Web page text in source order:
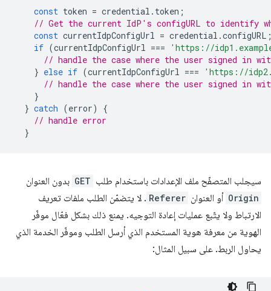
const token = credential . token ;
// Get the current IdP's configURL to identify
const currentIdpConfigUrl = credential .configURL
if (currentIdpConfigUrl ===
'https://
// handle the case where the user signed in
} else if (currentIdpConfigUrl ===
'https://
// handle the case where the user signed in
}
} catch (error)
{
// handle error
}
سيجلب المتصفّح ملف الإعدادات باستخدام طلب GET بدون العنوان
Origin أو العنوان Referer . لا يتضمّن الطلب ملفات تعريف
الارتباط ولا يتّبع عمليات إعادة التوجيه. يمنع ذلك بشكل فعّال موفّر
الهوية من معرفة هوية المستخدم الذي أرسل الطلب وموفّر الخدمة الذي
يحاول الربط. على سبيل المثال: